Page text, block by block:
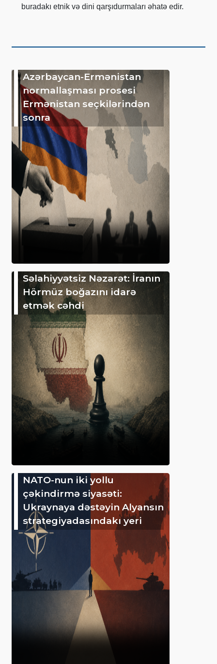
buradakı etnik və dini qarşıdurmaları əhatə edir.
Azərbaycan-Ermənistan
normallaşması prosesi
Ermənistan seçkilərindən
sonra
Səlahiyyətsiz Nəzarət: İranın
Hörmüz boğazını idarə
etmək cəhdi
NATO-nun iki yollu
çəkindirmə siyasəti:
Ukraynaya dəstəyin Alyansın
strategiyadasındakı yeri